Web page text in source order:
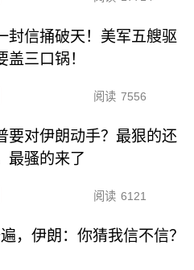
封信捅破天！美军五艘驱
盖三口锅！
阅读 7556
要对伊朗动手？最狠的还
最骚的来了
阅读 6121
，伊朗：你猜我信不信？